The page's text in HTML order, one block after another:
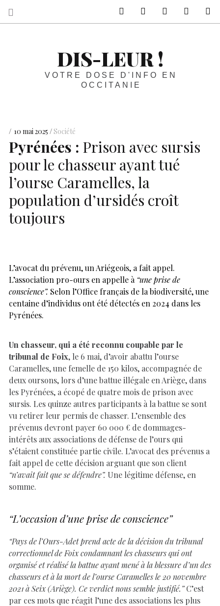
DIS-LEUR !
VOTRE DOSE D'INFO EN
OCCITANIE
10 mai 2025 Société
Pyrénées : Prison avec sursis
pour le chasseur ayant tué
l’ourse Caramelles, la
population d’ursidés croît
toujours
L’avocat du prévenu, un Ariégeois, a fait appel.
L’association pro-ours en appelle à “une prise de
conscience”. Selon l’Office français de la biodiversité, une
centaine d’individus ont été détectés en 2024 dans les
Pyrénées.
Un chasseur, qui a été reconnu coupable par le
tribunal de Foix, le 6 mai, d’avoir abattu l’ourse
Caramelles, une femelle de 150 kilos, accompagnée de
deux oursons, lors d’une battue illégale en Ariège, dans
les Pyrénées, a écopé de quatre mois de prison avec
sursis. Les quinze autres participants à la battue se sont
vu retirer leur permis de chasser. L’ensemble des
prévenus devront payer 60 000 € de dommages-
intérêts aux associations de défense de l’ours qui
s’étaient constituée partie civile. L’avocat des prévenus a
fait appel de cette décision arguant que son client
“n’avait fait que se défendre”. Une légitime défense, en
somme.
“L’occasion d’une prise de conscience”
“Pays de l’Ours-Adet prend acte de la décision du tribunal
correctionnel de Foix condamnant les chasseurs qui ont
organisé et réalisé la battue ayant mené à la blessure d’un des
chasseurs et à la mort de l’ourse Caramelles le 20 novembre
2021 à Seix (Ariège). Ce verdict nous semble justifié.”C’est
par ces mots que réagit l’une des associations les plus